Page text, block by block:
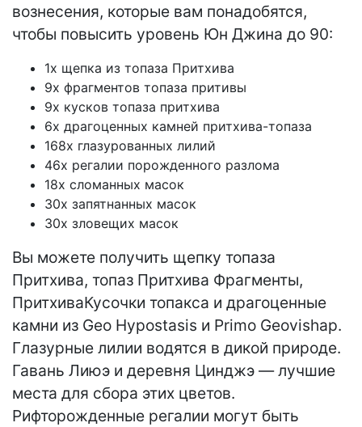
вознесения, которые вам понадобятся,
чтобы повысить уровень Юн Джина до 90:
1x щепка из топаза Притхива
9x фрагментов топаза притивы
9x кусков топаза притхива
6x драгоценных камней притхива-топаза
168x глазурованных лилий
46x регалии порожденного разлома
18x сломанных масок
30x запятнанных масок
30x зловещих масок
Вы можете получить щепку топаза
Притхива, топаз Притхива Фрагменты,
ПритхиваКусочки топакса и драгоценные
камни из Geo Hypostasis и Primo Geovishap.
Глазурные лилии водятся в дикой природе.
Гавань Лиюэ и деревня Цинджэ — лучшие
места для сбора этих цветов.
Рифторожденные регалии могут быть